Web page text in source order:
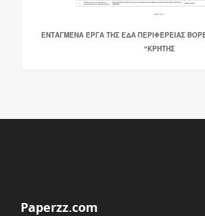
ΕΝΤΑΓΜΈΝΑ ΈΡΓΑ ΤΗΣ ΕΔΑ ΠΕΡΙΦΈΡΕΙΑΣ
"ΚΡΉΤΗΣ
Paperzz.com